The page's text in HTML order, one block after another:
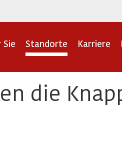
Standorte Karriere
die